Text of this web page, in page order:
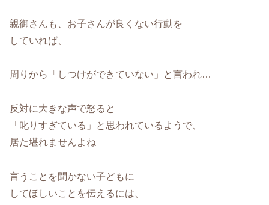
親御さんも、お子さんが良くない行動を
していれば、
周りから「しつけができていない」と言われ…
反対に大きな声で怒ると
「叱りすぎている」と思われているようで、
居た堪れませんよね
言うことを聞かない子どもに
してほしいことを伝えるには、